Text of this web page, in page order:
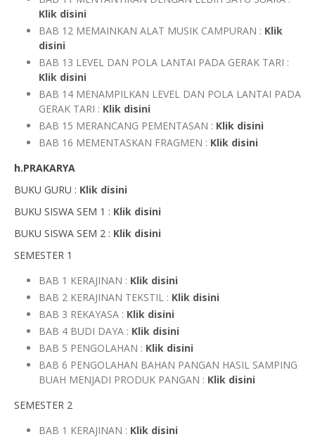
Klik disini
BAB 12 MEMAINKAN ALAT MUSIK CAMPURAN : Klik
disini
BAB 13 LEVEL DAN POLA LANTAI PADA GERAK TARI :
Klik disini
BAB 14 MENAMPILKAN LEVEL DAN POLA LANTAI PADA
GERAK TARI : Klik disini
BAB 15 MERANCANG PEMENTASAN : Klik disini
BAB 16 MEMENTASKAN FRAGMEN : Klik disini
h.PRAKARYA
BUKU GURU : Klik disini
BUKU SISWA SEM 1 : Klik disini
BUKU SISWA SEM 2 : Klik disini
SEMESTER 1
BAB 1 KERAJINAN : Klik disini
BAB 2 KERAJINAN TEKSTIL : Klik disini
BAB 3 REKAYASA : Klik disini
BAB 4 BUDI DAYA : Klik disini
BAB 5 PENGOLAHAN : Klik disini
BAB 6 PENGOLAHAN BAHAN PANGAN HASIL SAMPING
BUAH MENJADI PRODUK PANGAN : Klik disini
SEMESTER 2
BAB 1 KERAJINAN : Klik disini